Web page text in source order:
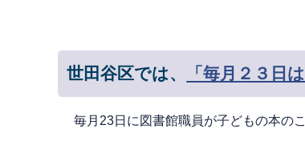
世田谷区では、 「毎月２３日
毎月23日に図書館職員が子どもの本の